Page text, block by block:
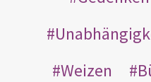
Weizen